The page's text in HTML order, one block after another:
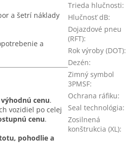
a šetrí náklady
a
cenu.
vozidiel po celej
cenu.
pohodlie a
Trieda hlučnosti:
Hlučnosť dB:
Dojazdové pneu
(RFT):
Rok výroby (DOT):
Dezén:
Zimný symbol
3PMSF:
Ochrana ráfiku:
Seal technológia:
Zosilnená
konštrukcia (XL):